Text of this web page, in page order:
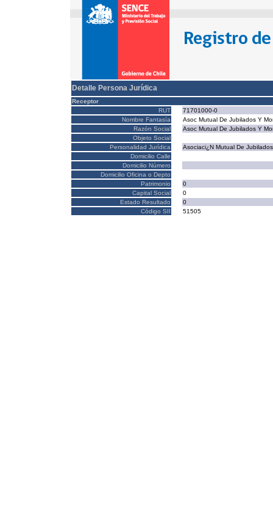
Detalle Persona Jurídica
Receptor
RUT
71701000-0
Nombre Fantasía
Asoc Mutual De Jubilados Y
Razón Social
Asoc Mutual De Jubilados Y
Objeto Social
Personalidad Jurídica
Asociaci¿N Mutual De
Domicilio Calle
Domicilio Número
Domicilio Oficina o Depto
Patrimonio
0
Capital Social
0
Estado Resultado
0
Código SII
51505